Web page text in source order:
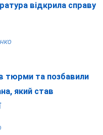
відкрила справу
тюрми та позбавили
який став